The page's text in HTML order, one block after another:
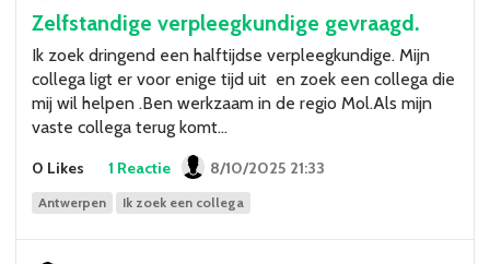
Zelfstandige verpleegkundige gevraagd.
Ik zoek dringend een halftijdse verpleegkundige. Mijn
collega ligt er voor enige tijd uit en zoek een collega die
mij wil helpen .Ben werkzaam in de regio Mol.Als mijn
vaste collega terug komt…
0 Likes 1 Reactie 8/10/2025 21:33
Antwerpen Ik zoek een collega
Dossiers
Nuttige links
Navormingen
Jaarlijks Congres
Lid worden